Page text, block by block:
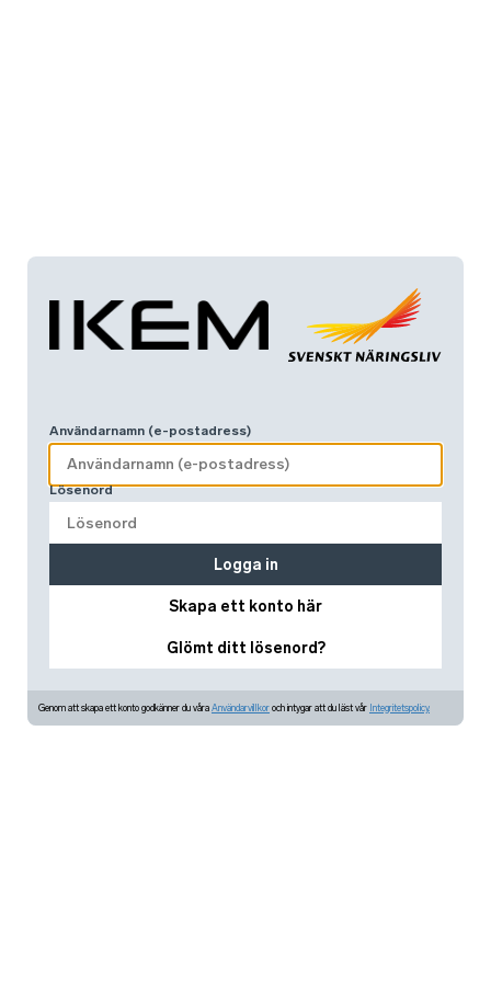
Användarnamn (e-postadress)
Lösenord
Skapa ett konto här
Glömt ditt lösenord?
Logga in
Genom att skapa ett konto godkänner du våra Användarvillkor och intygar att du läst vår Integritetspolicy.